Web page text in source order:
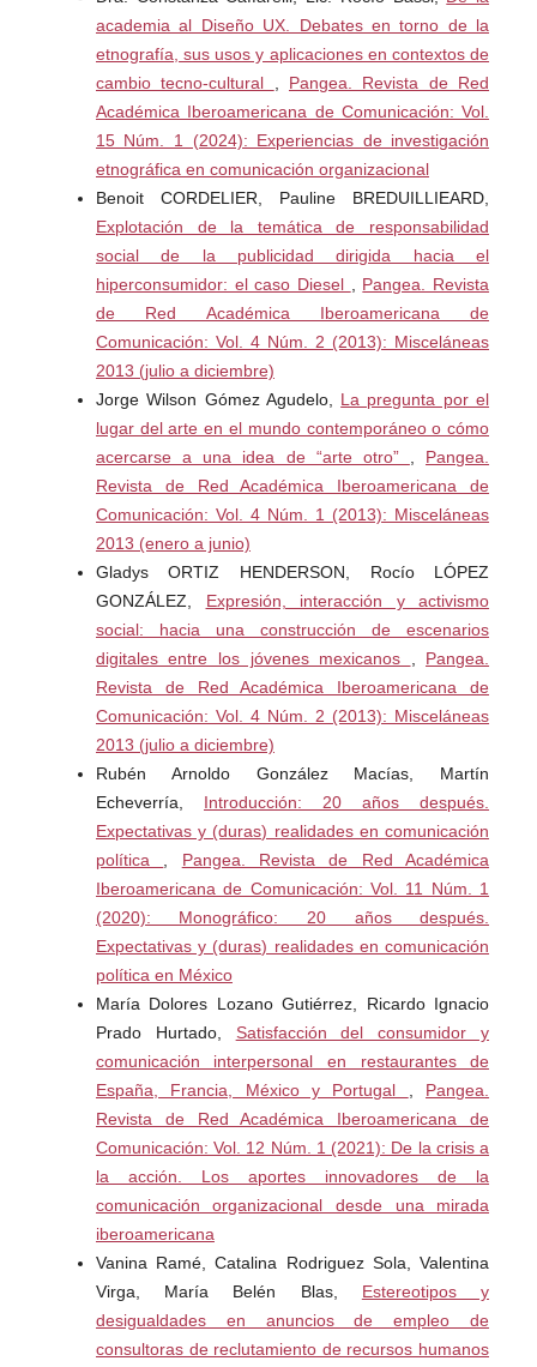
academia al Diseño UX. Debates en torno de la
etnografía, sus usos y aplicaciones en contextos de
cambio tecno-cultural
Pangea. Revista de Red
Académica Iberoamericana de Comunicación: Vol.
15 Núm. 1 (2024): Experiencias de investigación
etnográfica en comunicación organizacional
Benoit CORDELIER, Pauline BREDUILLIEARD,
Explotación de la temática de responsabilidad
social de la publicidad dirigida hacia el
hiperconsumidor: el caso Diesel
Pangea. Revista
de Red Académica Iberoamericana de
Comunicación: Vol. 4 Núm. 2 (2013): Misceláneas
2013 (julio a diciembre)
Jorge Wilson Gómez Agudelo, La pregunta por el
lugar del arte en el mundo contemporáneo o cómo
acercarse a una idea de “arte otro”
Pangea.
Revista de Red Académica Iberoamericana de
Comunicación: Vol. 4 Núm. 1 (2013): Misceláneas
2013 (enero a junio)
Gladys ORTIZ HENDERSON, Rocío LÓPEZ
GONZÁLEZ, Expresión, interacción y activismo
social: hacia una construcción de escenarios
digitales entre los jóvenes mexicanos
Pangea.
Revista de Red Académica Iberoamericana de
Comunicación: Vol. 4 Núm. 2 (2013): Misceláneas
2013 (julio a diciembre)
Rubén Arnoldo González Macías, Martín
Echeverría, Introducción: 20 años después.
Expectativas y (duras) realidades en comunicación
política
Pangea. Revista de Red Académica
Iberoamericana de Comunicación: Vol. 11 Núm. 1
(2020): Monográfico: 20 años después.
Expectativas y (duras) realidades en comunicación
política en México
María Dolores Lozano Gutiérrez, Ricardo Ignacio
Prado Hurtado, Satisfacción del consumidor y
comunicación interpersonal en restaurantes de
España, Francia, México y Portugal
Pangea.
Revista de Red Académica Iberoamericana de
Comunicación: Vol. 12 Núm. 1 (2021): De la crisis a
la acción. Los aportes innovadores de la
comunicación organizacional desde una mirada
iberoamericana
Vanina Ramé, Catalina Rodriguez Sola, Valentina
Virga, María Belén Blas, Estereotipos y
desigualdades en anuncios de empleo de
consultoras de reclutamiento de recursos humanos